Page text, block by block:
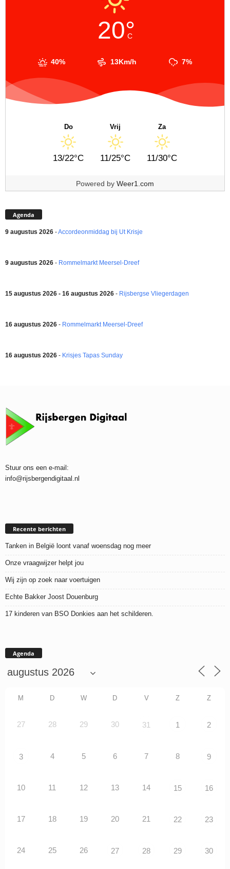
20°
C
40% 13Km/h 7%
Do
13/22°C
Vrij
11/25°C
Za
11/30°C
Powered by Weer1.com
Agenda
9 augustus 2026 -Accordeonmiddag bij Ut Krisje
9 augustus 2026 - Rommelmarkt Meersel-Dreef
15 augustus 2026 - 16 augustus 2026 - Rijsbergse Vliegerdagen
16 augustus 2026 - Rommelmarkt Meersel-Dreef
16 augustus 2026 - Krisjes Tapas Sunday
Stuur ons een e-mail:
info@rijsbergendigitaal.nl
Recente berichten
Tanken in België loont vanaf woensdag nog meer
Onze vraagwijzer helpt jou
Wij zijn op zoek naar voertuigen
Echte Bakker Joost Douenburg
17 kinderen van BSO Donkies aan het schilderen.
Agenda
M D W D V Z Z
27 28 29 30 31 1 2
3 4 5 6 7 8 9
10 11 12 13 14 15 16
17 18 19 20 21 22 23
24 25 26 27 28 29 30